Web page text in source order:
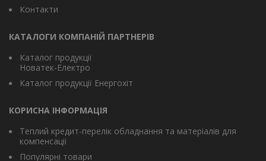
Контакти
КАТАЛОГИ КОМПАНІЙ ПАРТНЕРІВ
Каталог продукції
Новатек-Електро
Каталог продукції Енергохіт
КОРИСНА ІНФОРМАЦІЯ
Теплий кредит-перелік обладнання та матеріалів для
компенсації
Популярні товари